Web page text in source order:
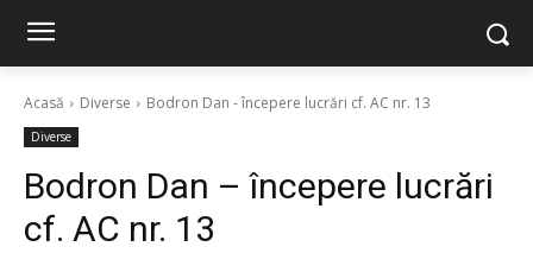
Acasă Diverse Bodron Dan - începere lucrări cf. AC nr. 13
Diverse
Bodron Dan – începere lucrări
cf. AC nr. 13